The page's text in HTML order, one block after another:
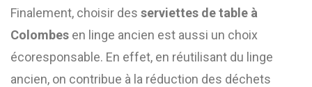
Finalement, choisir des serviettes de table à
Colombes en linge ancien est aussi un choix
écoresponsable. En effet, en réutilisant du linge
ancien, on contribue à la réduction des déchets